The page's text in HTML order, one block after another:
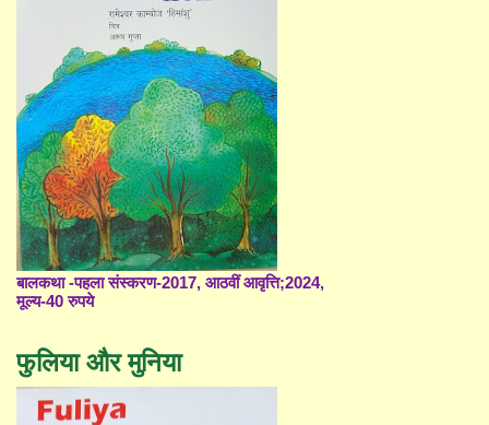
बालकथा -पहला संस्करण-2017, आठवीं आवृत्ति;2024,
मूल्य-40 रुपये
फुलिया और मुनिया